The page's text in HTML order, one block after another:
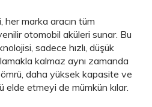
her marka aracın tüm
otomobil aküleri sunar. Bu
sadece hızlı, düşük
kalmaz aynı zamanda
daha yüksek kapasite ve
elde etmeyi de mümkün kılar.